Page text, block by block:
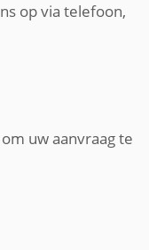
op via telefoon,
uw aanvraag te